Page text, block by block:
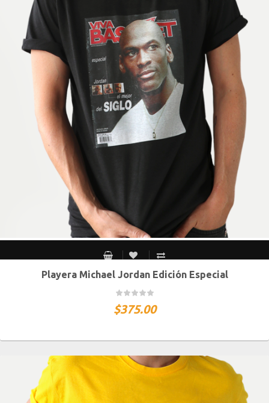
CH M G XG XXG
Playera Michael Jordan Edición Especial
$375.00